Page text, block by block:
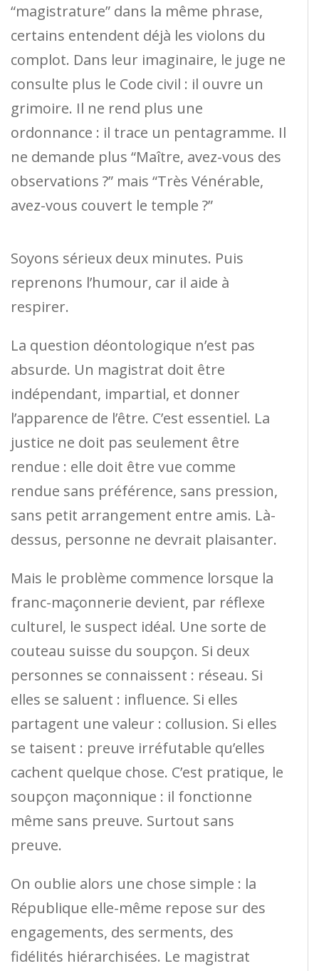
“magistrature” dans la même phrase,
certains entendent déjà les violons du
complot. Dans leur imaginaire, le juge ne
consulte plus le Code civil : il ouvre un
grimoire. Il ne rend plus une
ordonnance : il trace un pentagramme. Il
ne demande plus “Maître, avez-vous des
observations ?” mais “Très Vénérable,
avez-vous couvert le temple ?”
Soyons sérieux deux minutes. Puis
reprenons l’humour, car il aide à
respirer.
La question déontologique n’est pas
absurde. Un magistrat doit être
indépendant, impartial, et donner
l’apparence de l’être. C’est essentiel. La
justice ne doit pas seulement être
rendue : elle doit être vue comme
rendue sans préférence, sans pression,
sans petit arrangement entre amis. Là-
dessus, personne ne devrait plaisanter.
Mais le problème commence lorsque la
franc-maçonnerie devient, par réflexe
culturel, le suspect idéal. Une sorte de
couteau suisse du soupçon. Si deux
personnes se connaissent : réseau. Si
elles se saluent : influence. Si elles
partagent une valeur : collusion. Si elles
se taisent : preuve irréfutable qu’elles
cachent quelque chose. C’est pratique, le
soupçon maçonnique : il fonctionne
même sans preuve. Surtout sans
preuve.
On oublie alors une chose simple : la
République elle-même repose sur des
engagements, des serments, des
fidélités hiérarchisées. Le magistrat